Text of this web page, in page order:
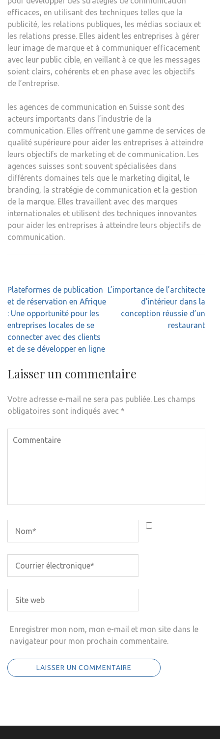
efficaces, en utilisant des techniques telles que la
publicité, les relations publiques, les médias sociaux et
les relations presse. Elles aident les entreprises à gérer
leur image de marque et à communiquer efficacement
avec leur public cible, en veillant à ce que les messages
soient clairs, cohérents et en phase avec les objectifs
de l’entreprise.
les agences de communication en Suisse sont des
acteurs importants dans l’industrie de la
communication. Elles offrent une gamme de services de
qualité supérieure pour aider les entreprises à atteindre
leurs objectifs de marketing et de communication. Les
agences suisses sont souvent spécialisées dans
différents domaines tels que le marketing digital, le
branding, la stratégie de communication et la gestion
de la marque. Elles travaillent avec des marques
internationales et utilisent des techniques innovantes
pour aider les entreprises à atteindre leurs objectifs de
communication.
Navigation
de
l’article
Plateformes de publication
et de réservation en Afrique
: Une opportunité pour les
entreprises locales de se
connecter avec des clients
et de se développer en ligne
L’importance de l’architecte
d’intérieur dans la
conception réussie d’un
restaurant
Laisser un commentaire
Votre adresse e-mail ne sera pas publiée. Les champs
obligatoires sont indiqués avec *
Enregistrer mon nom, mon e-mail et mon site dans le
navigateur pour mon prochain commentaire.